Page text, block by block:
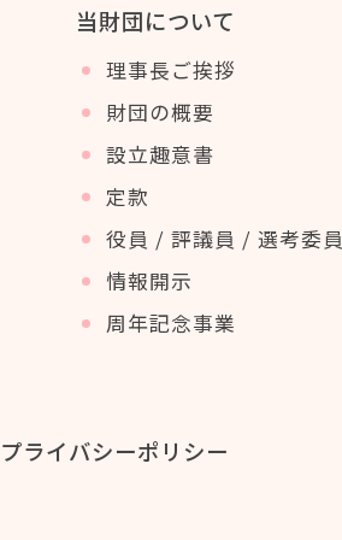
当財団について
理事長ご挨拶
財団の概要
設立趣意書
定款
役員 / 評議員 / 選考委員
情報開示
周年記念事業
プライバシーポリシー